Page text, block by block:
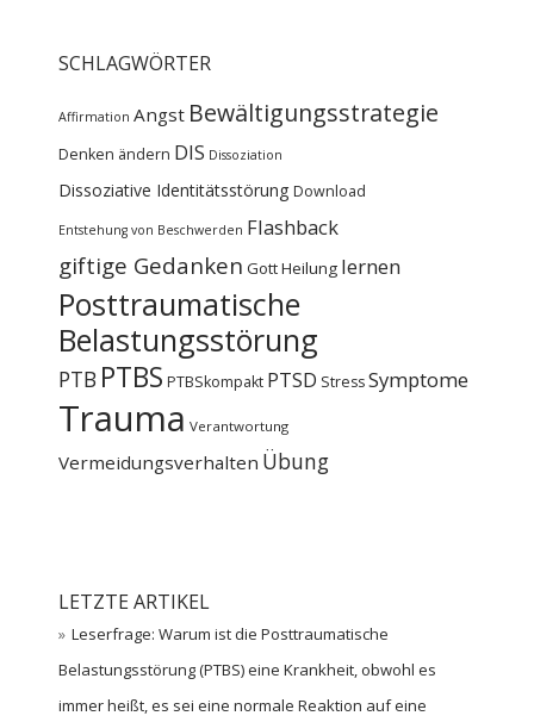
SCHLAGWÖRTER
Affirmation Angst Bewältigungsstrategie
Denken ändern DIS Dissoziation
Dissoziative Identitätsstörung Download
Entstehung von Beschwerden Flashback
giftige Gedanken GottHeilung lernen
Posttraumatische
Belastungsstörung
PTB PTBS PTBSkompakt PTSD StressSymptome
Trauma Verantwortung
Vermeidungsverhalten Übung
LETZTE ARTIKEL
Leserfrage: Warum ist die Posttraumatische
Belastungsstörung (PTBS) eine Krankheit, obwohl es
immer heißt, es sei eine normale Reaktion auf eine